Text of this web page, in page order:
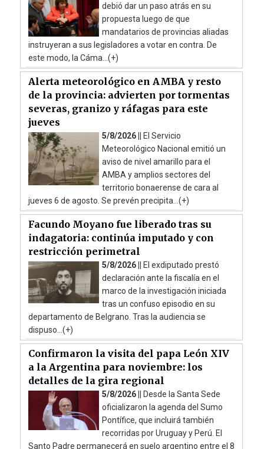
debió dar un paso atrás en su
propuesta luego de que
mandatarios de provincias aliadas
instruyeran a sus legisladores a votar en contra. De
este modo, la Cáma...(+)
Alerta meteorológico en AMBA y resto
de la provincia: advierten por tormentas
severas, granizo y ráfagas para este
jueves
5/8/2026 ||
El Servicio
Meteorológico Nacional emitió un
aviso de nivel amarillo para el
AMBA y amplios sectores del
territorio bonaerense de cara al
jueves 6 de agosto. Se prevén precipita...(+)
Facundo Moyano fue liberado tras su
indagatoria: continúa imputado y con
restricción perimetral
5/8/2026 ||
El exdiputado prestó
declaración ante la fiscalía en el
marco de la investigación iniciada
tras un confuso episodio en su
departamento de Belgrano. Tras la audiencia se
dispuso...(+)
Confirmaron la visita del papa León XIV
a la Argentina para noviembre: los
detalles de la gira regional
5/8/2026 ||
Desde la Santa Sede
oficializaron la agenda del Sumo
Pontífice, que incluirá también
recorridas por Uruguay y Perú. El
Santo Padre permanecerá en suelo argentino entre el 8